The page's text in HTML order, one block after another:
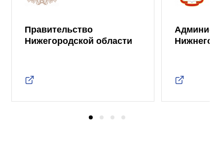
Правительство
Нижегородской области
Нижнего